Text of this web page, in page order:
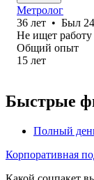
Метролог
36 лет • Был
Не ищет работу
Общий опыт
15 лет
Быстрые
Полный
Корпоративная